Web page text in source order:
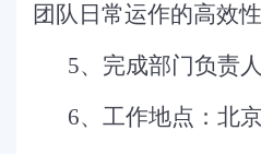
团队日常运作的高效性
5、完成部门负责
6、工作地点：北